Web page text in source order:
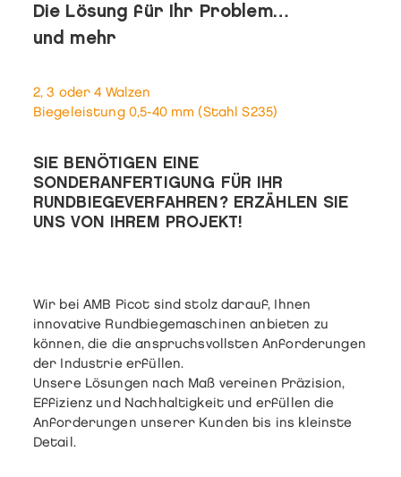
Die Lösung für Ihr Problem…
und mehr
2, 3 oder 4 Walzen
Biegeleistung 0,5-40 mm (Stahl S235)
SIE BENÖTIGEN EINE
SONDERANFERTIGUNG FÜR IHR
RUNDBIEGEVERFAHREN ? ERZÄHLEN SIE
UNS VON IHREM PROJEKT!
Wir bei AMB Picot sind stolz darauf, Ihnen
innovative Rundbiegemaschinen anbieten zu
können, die die anspruchsvollsten Anforderungen
der Industrie erfüllen.
Unsere Lösungen nach Maß vereinen Präzision,
Effizienz und Nachhaltigkeit und erfüllen die
Anforderungen unserer Kunden bis ins kleinste
Detail.